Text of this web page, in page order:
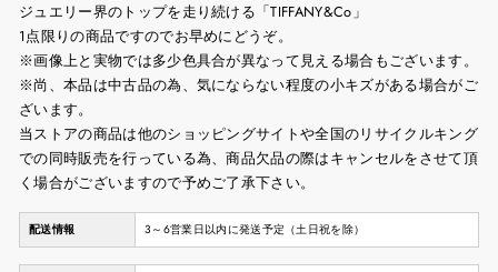
ジュエリー界のトップを走り続ける「TIFFANY&Co」
1点限りの商品ですのでお早めにどうぞ。
※画像上と実物では多少色具合が異なって見える場合もございます。
※尚、本品は中古品の為、気にならない程度の小キズがある場合がご
ざいます。
当ストアの商品は他のショッピングサイトや全国のリサイクルキング
での同時販売を行っている為、商品欠品の際はキャンセルをさせて頂
く場合がございますので予めご了承下さい。
配送情報 3～6営業日以内に発送予定（土日祝を除）